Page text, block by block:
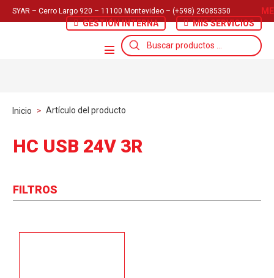
SYAR – Cerro Largo 920 – 11100 Montevideo – (+598) 29085350
GESTIÓN INTERNA
MIS SERVICIOS
Búsqueda
de
productos
Inicio > Artículo del producto
HC USB 24V 3R
FILTROS